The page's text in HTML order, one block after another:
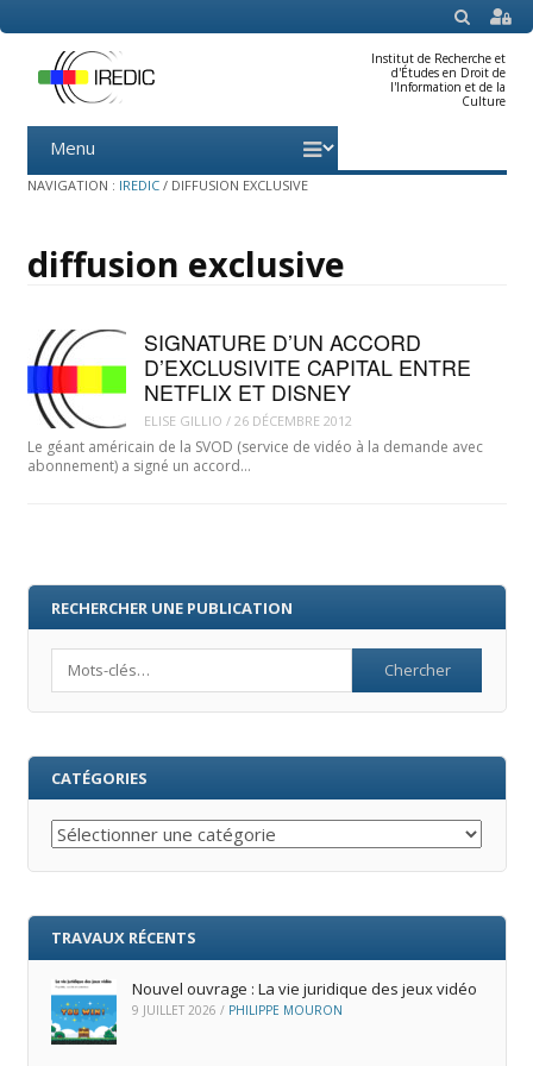
SEARCH
Institut de Recherche et
d'Études en Droit de
l'Information et de la
Culture
Menu
content
NAVIGATION : IREDIC / DIFFUSION EXCLUSIVE
diffusion exclusive
SIGNATURE D’UN ACCORD
D’EXCLUSIVITE CAPITAL ENTRE
NETFLIX ET DISNEY
ELISE GILLIO / 26 DÉCEMBRE 2012
Le géant américain de la SVOD (service de vidéo à la demande avec
abonnement) a signé un accord…
RECHERCHER UNE PUBLICATION
CATÉGORIES
Catégories
TRAVAUX RÉCENTS
Nouvel ouvrage : La vie juridique des jeux vidéo
9 JUILLET 2026 / PHILIPPE MOURON